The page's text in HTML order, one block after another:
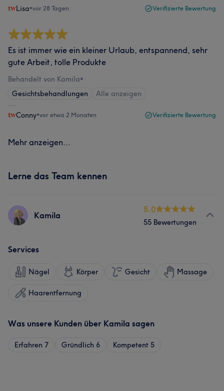
Lisa•vor 28 Tagen Verifizierte Bewertung
Es ist immer wie ein kleiner Urlaub, entspannend, sehr
gute Arbeit, tolle Produkte
Behandelt von Kamila•
Gesichtsbehandlungen
Alle anzeigen
Conny•vor etwa 2 Monaten Verifizierte Bewertung
Mehr anzeigen...
Lerne das Team kennen
Kamila
5.0
55 Bewertungen
Services
Nägel Körper Gesicht Massage
Haarentfernung
Was unsere Kunden über Kamila sagen
Erfahren 7 Gründlich 6 Kompetent 5